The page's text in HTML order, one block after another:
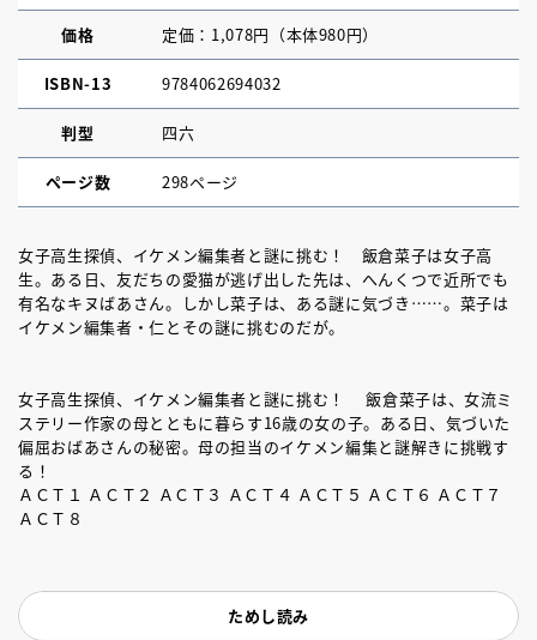
価格 定価：1,078円（本体980円）
ISBN-13 9784062694032
判型 四六
ページ数 298ページ
女子高生探偵、イケメン編集者と謎に挑む！ 飯倉菜子は女子高
生。ある日、友だちの愛猫が逃げ出した先は、へんくつで近所でも
有名なキヌばあさん。しかし菜子は、ある謎に気づき……。菜子は
イケメン編集者・仁とその謎に挑むのだが。
女子高生探偵、イケメン編集者と謎に挑む！ 飯倉菜子は、女流ミ
ステリー作家の母とともに暮らす16歳の女の子。ある日、気づいた
偏屈おばあさんの秘密。母の担当のイケメン編集と謎解きに挑戦す
る！
ＡＣＴ１ ＡＣＴ２ ＡＣＴ３ ＡＣＴ４ ＡＣＴ５ ＡＣＴ６ ＡＣＴ７
ＡＣＴ８
ためし読み